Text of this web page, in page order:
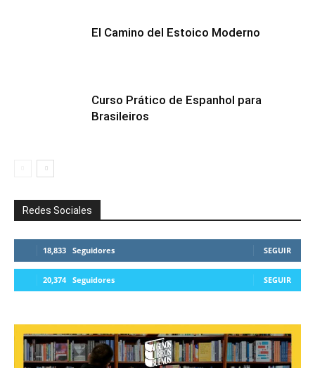
El Camino del Estoico Moderno
Curso Prático de Espanhol para
Brasileiros
Redes Sociales
18,833 Seguidores SEGUIR
20,374 Seguidores SEGUIR